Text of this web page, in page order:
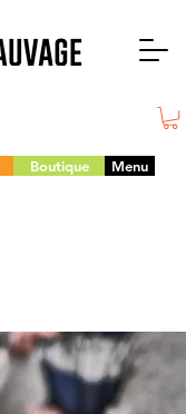
Boutique Menu